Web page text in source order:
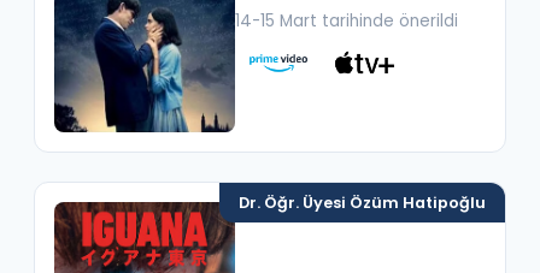
14-15 Mart tarihinde önerildi
Dr. Öğr. Üyesi Özüm Hatipoğlu